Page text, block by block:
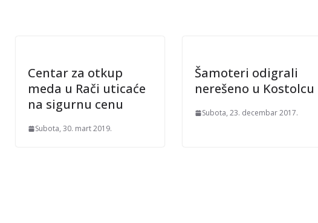
Centar za otkup
meda u Rači uticaće
na sigurnu cenu
Subota, 30. mart 2019.
Šamoteri odigrali
nerešeno u Kostolcu
Subota, 23. decembar 2017.